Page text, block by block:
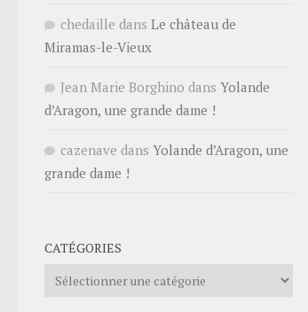
chedaille dans Le château de
Miramas-le-Vieux
Jean Marie Borghino dans Yolande
d’Aragon, une grande dame !
cazenave dans Yolande d’Aragon, une
grande dame !
CATÉGORIES
Catégories